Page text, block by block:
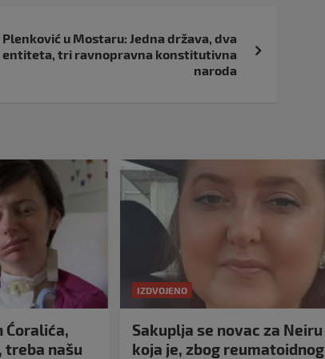
Plenković u Mostaru: Jedna država, dva
entiteta, tri ravnopravna konstitutivna
naroda
Ćoralića,
treba našu
IZDVOJENO
Sakuplja se novac za Neiru
koja je, zbog reumatoidnog